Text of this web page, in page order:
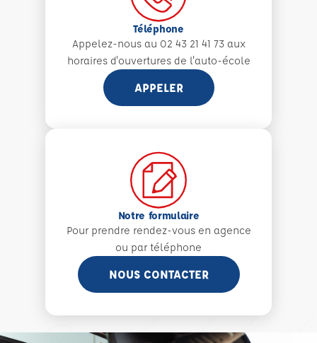
Téléphone
Appelez-nous au 02 43 21 41 73 aux
horaires d'ouvertures de l'auto-école
APPELER
Notre formulaire
Pour prendre rendez-vous en agence
ou par téléphone
NOUS CONTACTER